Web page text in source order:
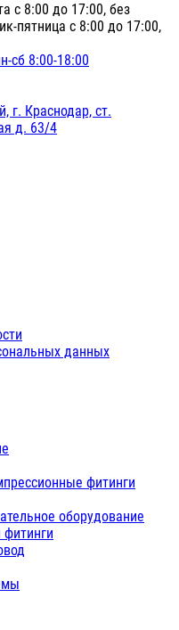
с 8:00 до 17:00, без
пятница с 8:00 до 17:00,
сб 8:00-18:00
г. Краснодар, ст.
д. 63/4
данных
фитинги
оборудование